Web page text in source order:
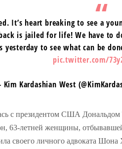
It’s heart breaking to see a
is jailed for life! We have to
yesterday to see what can be
pic.twitter.com/
Kardashian West
с президентом США
летней женщины, отбывавшей
своего личного адвоката